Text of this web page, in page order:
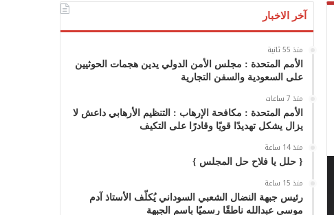
آخر الاخبار
منذ 55 ثانية
الأمم المتحدة : مجلس الأمن الدولي يدين هجمات الحوثيين
على السعودية والسفن التجارية
منذ 7 ساعات
الأمم المتحدة : مكافحة الإرهاب : التنظيم الأرهابي داعش لا
يزال يشكل تهديدًا قويًا وقادرًا على التكيف
منذ 14 ساعة
{ حلل يا فلاح حل المجلس }
منذ 15 ساعة
رئيس جبهة النضال الشعبي السوداني يُكلّف الأستاذ آدم
موسى عبدالله ناطقًا رسميًا باسم الجبهة